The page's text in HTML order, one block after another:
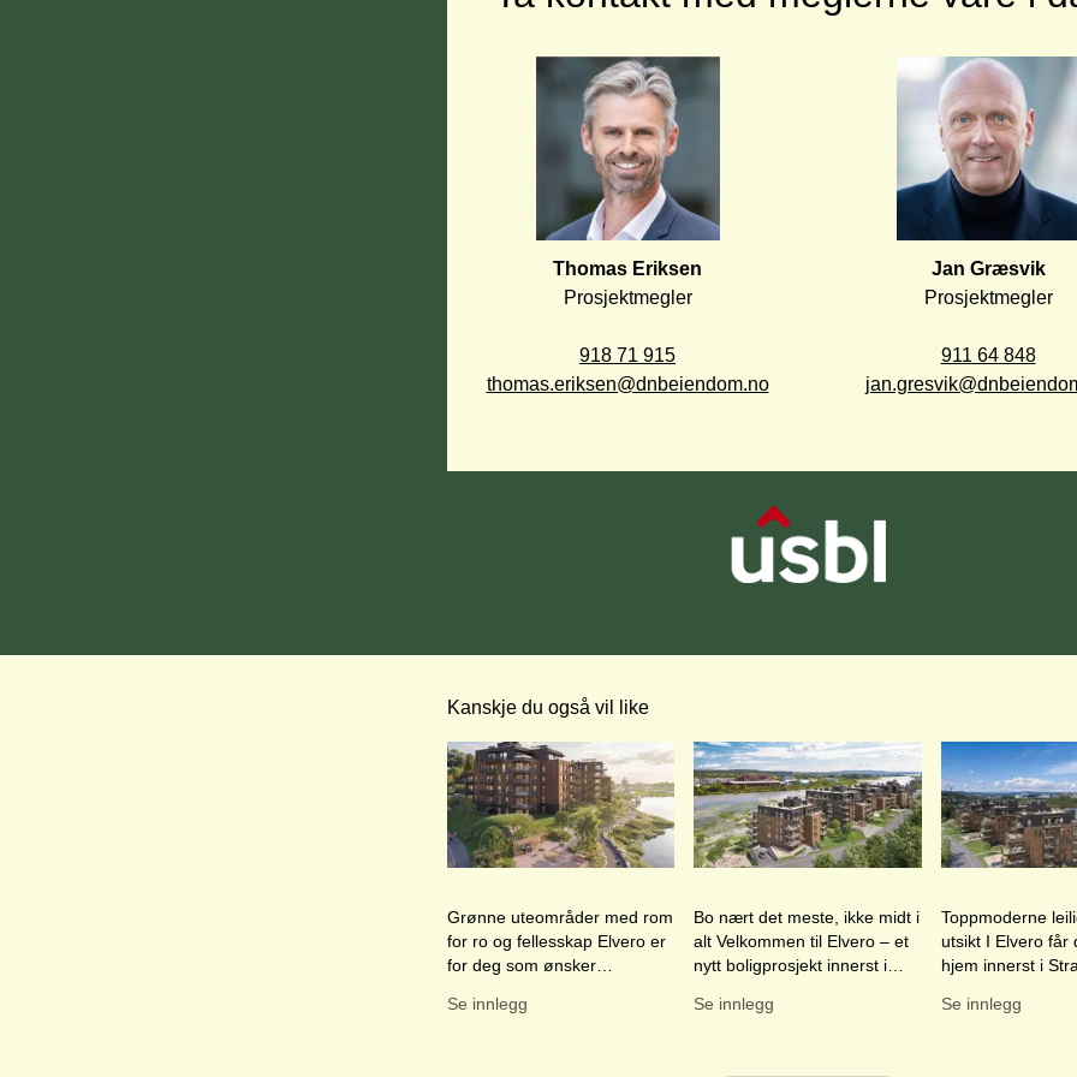
Prosjektmegler
thomas.eriksen@dnbeiendom.no
Jan Græsvik
Prosjektmegler
911 64 848
Kanskje du også vil like
Dette er en lenke til et innlegg.
Grønne uteområder med rom
for ro og fellesskap Elvero er
for deg som ønsker
utsikt, gode solforhold og
Se innlegg
Dette er en lenke til et innlegg.
Bo nært det meste, ikke midt i
alt Velkommen til Elvero – et
nytt boligprosjekt innerst i
bor du tilbaketrukket og
Se innlegg
Dette er en
Toppmoderne
utsikt I Elvero får du et nytt
hjem innerst i
grønt og med
Se innlegg